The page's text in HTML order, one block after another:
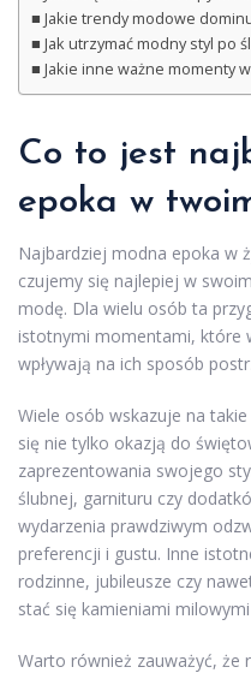
Jakie trendy modowe
Jak utrzymać modny styl po
Jakie inne ważne momenty
Co to jest
epoka w
Najbardziej modna epoka w
czujemy się najlepiej w
modę. Dla wielu osób ta
istotnymi momentami, które
wpływają na ich sposób
Wiele osób wskazuje na
się nie tylko okazją do
zaprezentowania swojego
ślubnej, garnituru czy
wydarzenia prawdziwym
preferencji i gustu. Inne
rodzinne, jubileusze czy
stać się kamieniami
Warto również zauważyć, że